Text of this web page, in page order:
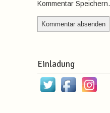
Kommentar Speichern.
Einladung